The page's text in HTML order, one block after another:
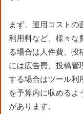
まず、運用コストの
利用料など、様々な
る場合は人件費、投
には広告費、投稿管
する場合はツール利
を予算内に収めるよ
があります。